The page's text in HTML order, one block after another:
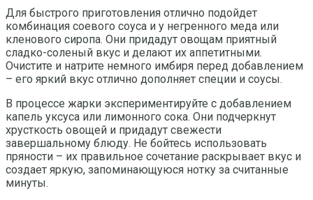
Для быстрого приготовления отлично подойдет
комбинация соевого соуса и у негренного меда или
кленового сиропа. Они придадут овощам приятный
сладко-соленый вкус и делают их аппетитными.
Очистите и натрите немного имбиря перед добавлением
– его яркий вкус отлично дополняет специи и соусы.
В процессе жарки экспериментируйте с добавлением
капель уксуса или лимонного сока. Они подчеркнут
хрусткость овощей и придадут свежести
завершальному блюду. Не бойтесь использовать
пряности – их правильное сочетание раскрывает вкус и
создает яркую, запоминающуюся нотку за считанные
минуты.